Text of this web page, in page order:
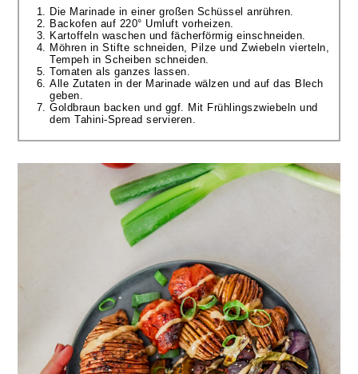
Die Marinade in einer großen Schüssel anrühren.
Backofen auf 220° Umluft vorheizen.
Kartoffeln waschen und fächerförmig einschneiden.
Möhren in Stifte schneiden, Pilze und Zwiebeln vierteln,
Tempeh in Scheiben schneiden.
Tomaten als ganzes lassen.
Alle Zutaten in der Marinade wälzen und auf das Blech
geben.
Goldbraun backen und ggf. Mit Frühlingszwiebeln und
dem Tahini-Spread servieren.